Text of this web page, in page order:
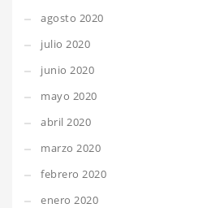
agosto 2020
julio 2020
junio 2020
mayo 2020
abril 2020
marzo 2020
febrero 2020
enero 2020